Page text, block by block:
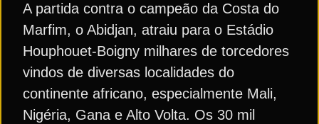
A partida contra o campeão da Costa do
Marfim, o Abidjan, atraiu para o Estádio
Houphouet-Boigny milhares de torcedores
vindos de diversas localidades do
continente africano, especialmente Mali,
Nigéria, Gana e Alto Volta. Os 30 mil